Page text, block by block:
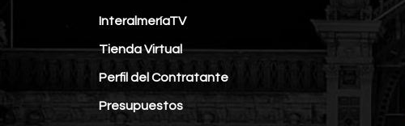
InteralmeríaTV
Tienda Virtual
Perfil del Contratante
Presupuestos